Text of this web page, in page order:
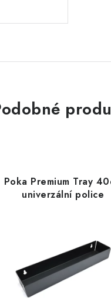
Poka Premium Tray
univerzální police